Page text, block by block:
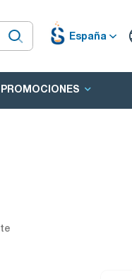
España
PROMOCIONES